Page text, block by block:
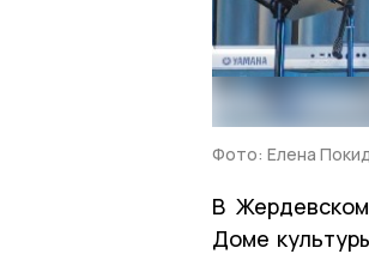
Фото: Елена
В
Доме